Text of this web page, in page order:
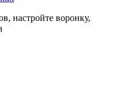
настройте воронку,